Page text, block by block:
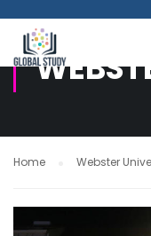
Home Webster